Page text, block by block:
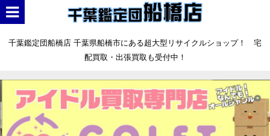
千葉鑑定団船橋店 千葉県船橋市にある超大型リサイクルショップ！ 宅
配買取・出張買取も受付中！